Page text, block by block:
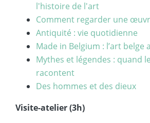
l'histoire de l'art
Comment regarder une
Antiquité : vie quotidienne
Made in Belgium : l’art belge
Mythes et légendes : quand
racontent
Des hommes et des dieux
Visite-atelier (3h)